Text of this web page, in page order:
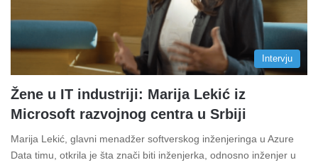
Intervju
Žene u IT industriji: Marija Lekić iz
Microsoft razvojnog centra u Srbiji
Marija Lekić, glavni menadžer softverskog inženjeringa u Azure
Data timu, otkrila je šta znači biti inženjerka, odnosno inženjer u